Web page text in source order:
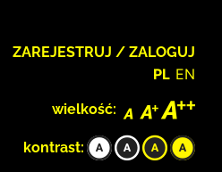
ZAREJESTRUJ / ZALOGUJ
PL EN
wielkość:
kontrast: